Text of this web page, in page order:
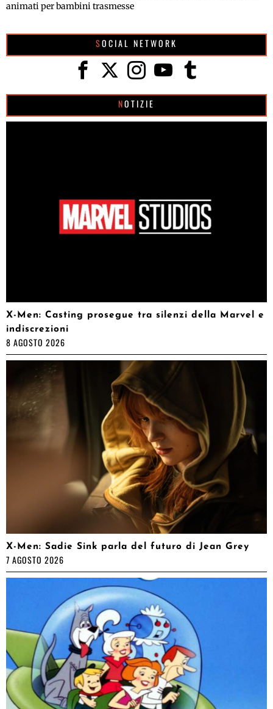
animati per bambini trasmesse
SOCIAL NETWORK
NOTIZIE
X-Men: Casting prosegue tra silenzi della Marvel e
indiscrezioni
8 AGOSTO 2026
X-Men: Sadie Sink parla del futuro di Jean Grey
7 AGOSTO 2026